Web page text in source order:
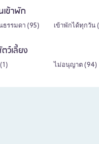
เข้าพัก
ธรรมดา ( 95) เข้าพักได้ทุกวัน (
ว์เลี้ยง
1 ) ไม่อนุญาต ( 94)